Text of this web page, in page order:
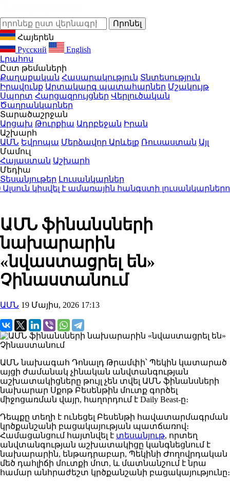
Հայերեն
Русский
English
Լրահոս
Ըստ թեմաների
Քաղաքական Հասարակություն Տնտեսություն
Իրավունք Արտակարգ պատահարներ Մշակույթ
Սպորտ Հարցազրույցներ Վերլուծական
Ծաղրանկարներ
Տարածաշրջան
Արցախ Թուրքիա Ադրբեջան Իրան
Աշխարհ
ԱՄՆ Եվրոպա Մերձավոր Արևելք Ռուսաստան Այլ
Մամուլ
Հայաստան Աշխարհ
Մեդիա
Տեսանյութեր Լուսանկարներ
կիսվել է ամառային հանգստի լուսանկարներով
ԱՄՆ ֆինանսների
նախարարին
«նվաստացրել են»
Չինաստանում
ԱՄՆ 19 Մայիս, 2026 17:13
ԱՄՆ նախագահ Դոնալդ Թրամփի՝ Պեկին կատարած
այցի ժամանակ չինական անվտանգության
աշխատակիցները թույլ չեն տվել ԱՄՆ ֆինանսների
նախարար Սքոթ Բեսենթին մուտք գործել
միջոցառման վայր, հաղորդում է Daily Beast-ը։
Դեպքը տեղի է ունեցել Բեսենթի հավատարմագրման
կրծքանշանի բացակայության պատճառով։
Համացանցում հայտնվել է տեսանյութ, որտեղ
անվտանգության աշխատակիցը կանգնեցնում է
նախարարին, ենթադրաբար, Պեկինի Ժողովրդական
մեծ դահլիճի մուտքի մոտ, և մատնանշում է նրա
համար անհրաժեշտ կրծքանշանի բացակայությունը։